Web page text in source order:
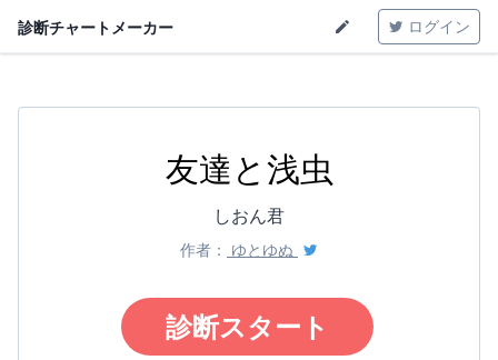
診断チャートメーカー ログイン
友達と浅虫
しおん君
作者： ゆとゆぬ
診断スタート